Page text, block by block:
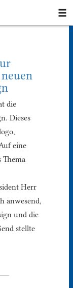
die
Dieses
eine
Thema
Herr
anwesend,
und die
stellte